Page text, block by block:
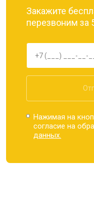
Закажите
перезвоним за
Нажимая на
согласие на
данных.